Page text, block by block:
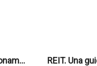
Mercati finanziari e posizionamento dei portafogli di investimento | Ersel